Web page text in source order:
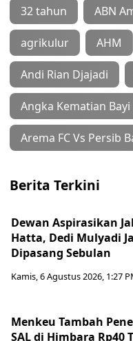
32 tahun ABN
agrikulur AHM
Andi Rian Djajadi
Angka Kematian Bayi
Arema FC Vs Persib
Berita Terkini
Dewan Aspirasikan
Hatta, Dedi Mulyadi
Dipasang Sebulan
Kamis, 6 Agustus 2026, 1:27
Menkeu Tambah
SAL di Himbara Rp40